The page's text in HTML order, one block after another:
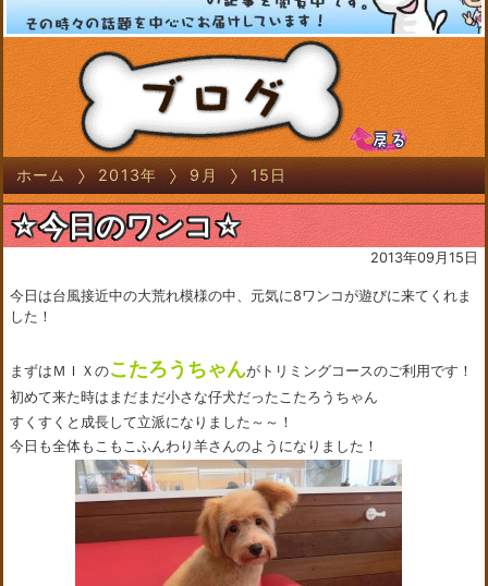
ホーム 2013年 9月 15日
☆今日のワンコ☆
2013年09月15日
今日は台風接近中の大荒れ模様の中、元気に8ワンコが遊びに来てくれま
した！
まずはＭＩＸのこたろうちゃんがトリミングコースのご利用です！
初めて来た時はまだまだ小さな仔犬だったこたろうちゃん
すくすくと成長して立派になりました～～！
今日も全体もこもこふんわり羊さんのようになりました！